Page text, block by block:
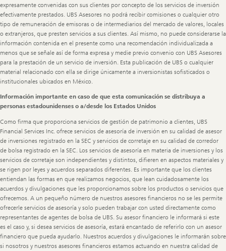
expresamente convenidas con sus clientes por concepto de los servicios de inversión
efectivamente prestados. UBS Asesores no podrá recibir comisiones o cualquier otro
tipo de remuneración de emisoras o de intermediarios del mercado de valores, locales
o extranjeros, que presten servicios a sus clientes. Así mismo, no puede considerarse la
información contenida en el presente como una recomendación individualizada a
menos que se señale así de forma expresa y medie previo convenio con UBS Asesores
para la prestación de un servicio de inversión. Esta publicación de UBS o cualquier
material relacionado con ella se dirige únicamente a inversionistas sofisticados o
institucionales ubicados en México.
Información importante en caso de que esta comunicación se distribuya a
personas estadounidenses o a/desde los Estados Unidos
Como firma que proporciona servicios de gestión de patrimonio a clientes, UBS
Financial Services Inc. ofrece servicios de asesoría de inversión en su calidad de asesor
de inversiones registrado en la SEC y servicios de corretaje en su calidad de corredor
de bolsa registrado en la SEC. Los servicios de asesoría en materia de inversiones y los
servicios de corretaje son independientes y distintos, difieren en aspectos materiales y
se rigen por leyes y acuerdos separados diferentes. Es importante que los clientes
entiendan las formas en que realizamos negocios, que lean cuidadosamente los
acuerdos y divulgaciones que les proporcionamos sobre los productos o servicios que
ofrecemos. A un pequeño número de nuestros asesores financieros no se les permite
ofrecerle servicios de asesoría y solo pueden trabajar con usted directamente como
representantes de agentes de bolsa de UBS. Su asesor financiero le informará si este
es el caso y, si desea servicios de asesoría, estará encantado de referirlo con un asesor
financiero que pueda ayudarlo. Nuestros acuerdos y divulgaciones le informarán sobre
si nosotros y nuestros asesores financieros estamos actuando en nuestra calidad de